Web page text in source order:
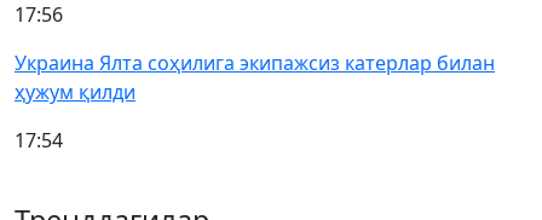
17:56
Украина Ялта соҳилига экипажсиз катерлар билан
ҳужум қилди
17:54